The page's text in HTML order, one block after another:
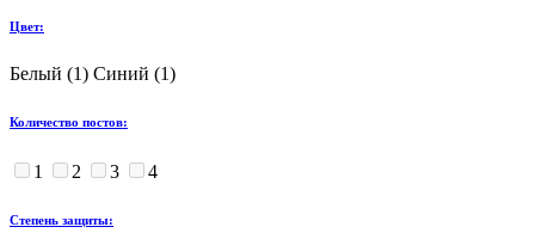
Цвет:
Белый (1) Синий (1)
Количество постов:
1 2 3 4
Степень защиты: